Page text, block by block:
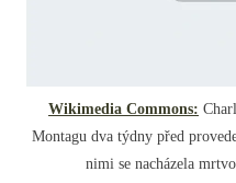
Wikimedia Commons:
Montagu dva týdny před
nimi se nacházela